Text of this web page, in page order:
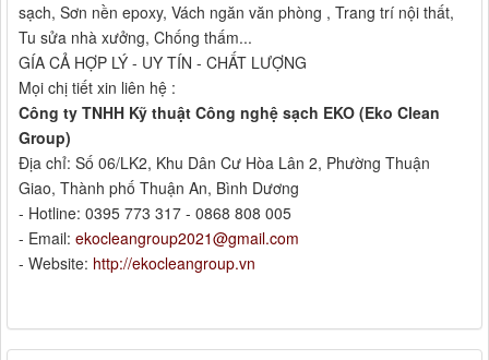
sạch, Sơn nền epoxy, Vách ngăn văn phòng , Trang trí nội thất,
Tu sửa nhà xưởng, Chống thấm...
GÍA CẢ HỢP LÝ - UY TÍN - CHẤT LƯỢNG
Mọi chị tiết xin liên hệ :
Công ty TNHH Kỹ thuật Công nghệ sạch EKO (Eko Clean
Group)
Địa chỉ: Số 06/LK2, Khu Dân Cư Hòa Lân 2, Phường Thuận
Giao, Thành phố Thuận An, Bình Dương
- Hotline: 0395 773 317 - 0868 808 005
- Email: ekocleangroup2021@gmail.com
- Website: http://ekocleangroup.vn